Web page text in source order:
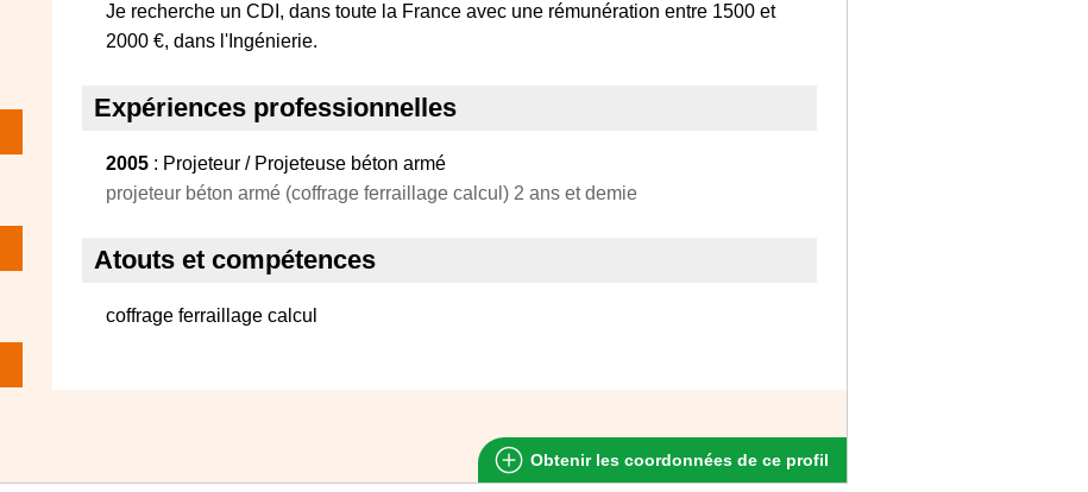
Je recherche un CDI, dans toute la France avec une rémunération entre 1500 et
2000 €, dans l'Ingénierie.
Expériences professionnelles
2005 : Projeteur / Projeteuse béton armé
projeteur béton armé (coffrage ferraillage calcul) 2 ans et demie
Atouts et compétences
coffrage ferraillage calcul
Obtenir les coordonnées de ce profil